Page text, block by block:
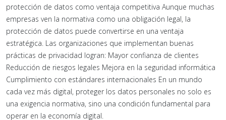
protección de datos como ventaja competitiva Aunque muchas
empresas ven la normativa como una obligación legal, la
protección de datos puede convertirse en una ventaja
estratégica. Las organizaciones que implementan buenas
prácticas de privacidad logran: Mayor confianza de clientes
Reducción de riesgos legales Mejora en la seguridad informática
Cumplimiento con estándares internacionales En un mundo
cada vez más digital, proteger los datos personales no solo es
una exigencia normativa, sino una condición fundamental para
operar en la economía digital.